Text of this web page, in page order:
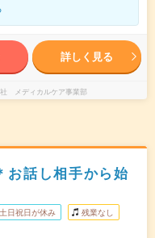
詳しく見る
メディカルケア事業部
お話し相手から始
土日祝日が休み 残業なし